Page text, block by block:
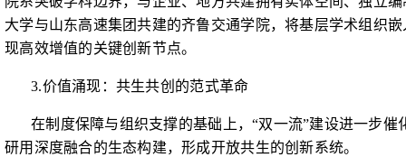
大学与山东高速集团共建的齐鲁交通学院，将基层学术组织
现高效增值的关键创新节点。
3.价值涌现：共生共创的范式革命
在制度保障与组织支撑的基础上，“双一流”建设进一步
研用深度融合的生态构建，形成开放共生的创新系统。